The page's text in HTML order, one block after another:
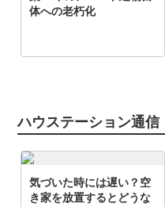
ハウステーション通信